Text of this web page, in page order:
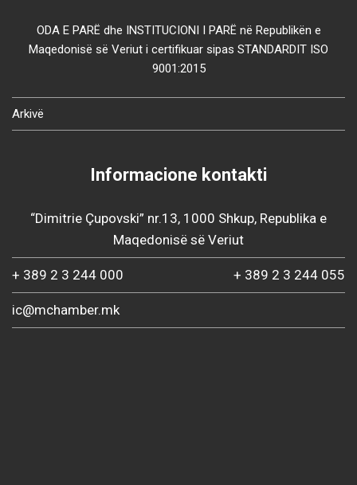
ODA E PARË dhe INSTITUCIONI I PARË në Republikën e
Maqedonisë së Veriut i certifikuar sipas STANDARDIT ISO
9001:2015
Arkivë
Informacione kontakti
“Dimitrie Çupovski” nr.13, 1000 Shkup, Republika e
Maqedonisë së Veriut
+ 389 2 3 244 000 + 389 2 3 244 055
ic@mchamber.mk